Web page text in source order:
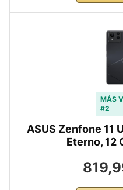
MÁS
#2
ASUS Zenfone 11
Eterno, 12